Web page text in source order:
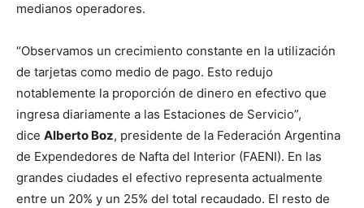
medianos operadores.
“Observamos un crecimiento constante en la utilización
de tarjetas como medio de pago. Esto redujo
notablemente la proporción de dinero en efectivo que
ingresa diariamente a las Estaciones de Servicio”,
dice Alberto Boz, presidente de la Federación Argentina
de Expendedores de Nafta del Interior (FAENI). En las
grandes ciudades el efectivo representa actualmente
entre un 20% y un 25% del total recaudado. El resto de